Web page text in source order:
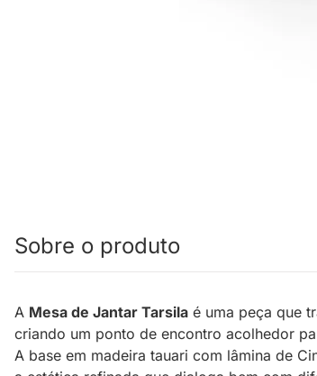
Sobre o produto
A Mesa de Jantar Tarsila é uma peça que
criando um ponto de encontro acolhedor
A base em madeira tauari com lâmina de